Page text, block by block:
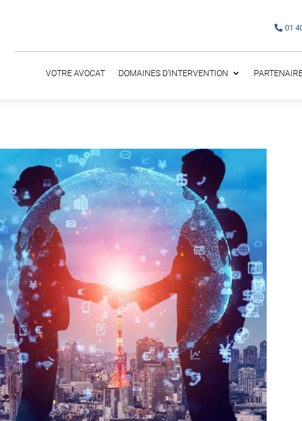
01
VOTRE AVOCAT DOMAINES D’INTERVENTION